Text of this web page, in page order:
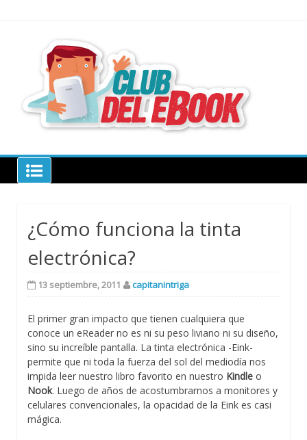
Club del ebook
¿Cómo funciona la tinta
electrónica?
13 septiembre, 2011 capitanintriga
El primer gran impacto que tienen cualquiera que
conoce un eReader no es ni su peso liviano ni su diseño,
sino su increíble pantalla. La tinta electrónica -Eink-
permite que ni toda la fuerza del sol del mediodía nos
impida leer nuestro libro favorito en nuestro Kindle o
Nook. Luego de años de acostumbrarnos a monitores y
celulares convencionales, la opacidad de la Eink es casi
mágica.